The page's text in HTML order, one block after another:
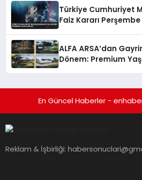
Türkiye Cumhuriyet
Faiz Kararı
ALFA ARSA’dan
Dönem: Premium
En Güncel Haberler -
Reklam & İşbirliği: